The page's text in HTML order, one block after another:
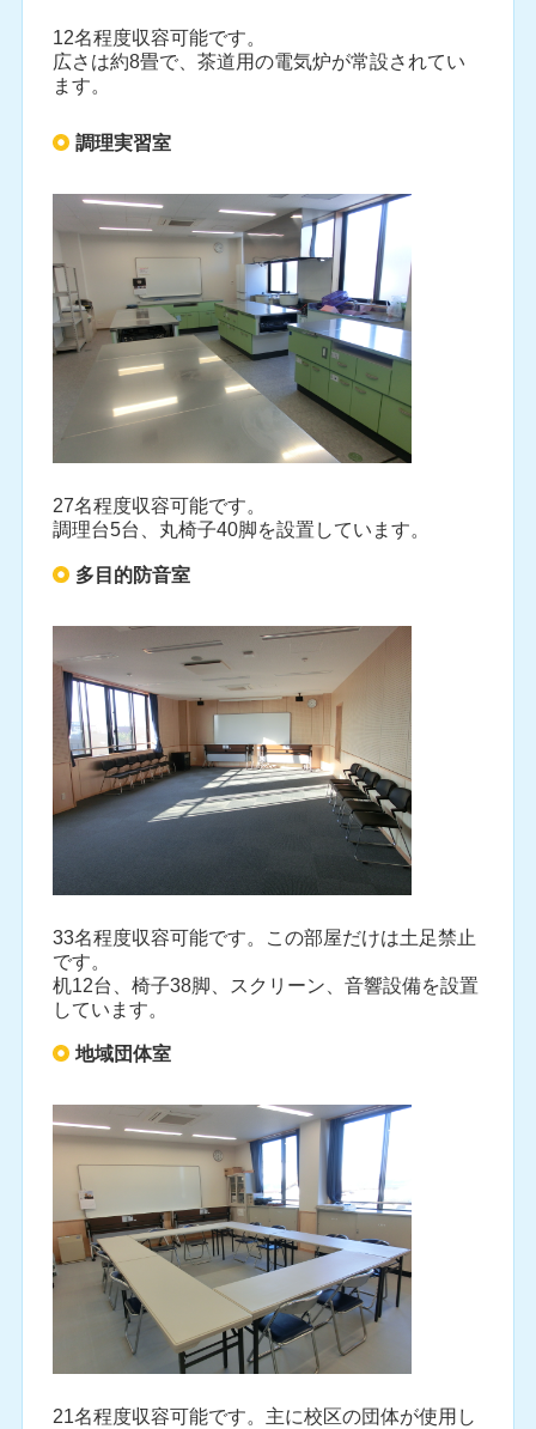
12名程度収容可能です。
広さは約8畳で、茶道用の電気炉が常設されてい
ます。
調理実習室
27名程度収容可能です。
調理台5台、丸椅子40脚を設置しています。
多目的防音室
33名程度収容可能です。この部屋だけは土足禁止
です。
机12台、椅子38脚、スクリーン、音響設備を設置
しています。
地域団体室
21名程度収容可能です。主に校区の団体が使用し